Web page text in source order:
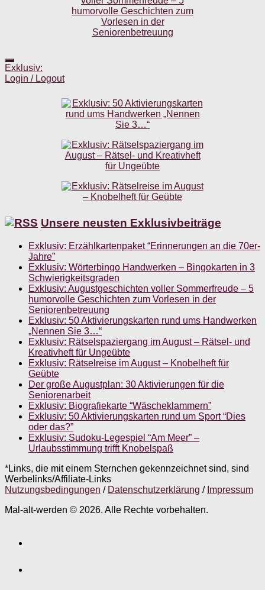
Exklusiv:
Login / Logout
Unsere neusten Exklusivbeiträge
Exklusiv: Erzählkartenpaket “Erinnerungen an die 70er-
Jahre”
Exklusiv: Wörterbingo Handwerken – Bingokarten in 3
Schwierigkeitsgraden
Exklusiv: Augustgeschichten voller Sommerfreude – 5
humorvolle Geschichten zum Vorlesen in der
Seniorenbetreuung
Exklusiv: 50 Aktivierungskarten rund ums Handwerken
„Nennen Sie 3…“
Exklusiv: Rätselspaziergang im August – Rätsel- und
Kreativheft für Ungeübte
Exklusiv: Rätselreise im August – Knobelheft für
Geübte
Der große Augustplan: 30 Aktivierungen für die
Seniorenarbeit
Exklusiv: Biografiekarte “Wäscheklammern”
Exklusiv: 50 Aktivierungskarten rund um Sport “Dies
oder das?”
Exklusiv: Sudoku-Legespiel “Am Meer” –
Urlaubsstimmung trifft Knobelspaß
*Links, die mit einem Sternchen gekennzeichnet sind, sind
Werbelinks/Affiliate-Links
Nutzungsbedingungen / Datenschutzerklärung / Impressum
Mal-alt-werden © 2026. Alle Rechte vorbehalten.